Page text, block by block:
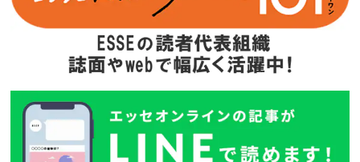
次回予告
年間定期購読
バックナンバー